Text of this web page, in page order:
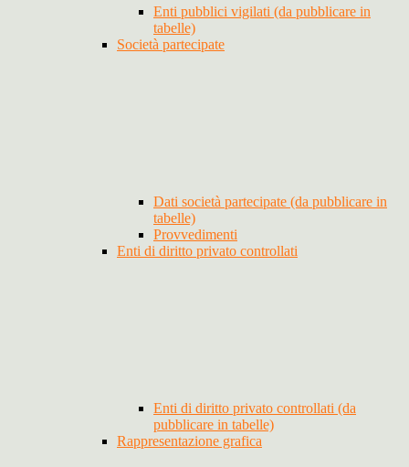
Enti pubblici vigilati (da pubblicare in
tabelle)
Società partecipate
Dati società partecipate (da pubblicare in
tabelle)
Provvedimenti
Enti di diritto privato controllati
Enti di diritto privato controllati (da
pubblicare in tabelle)
Rappresentazione grafica